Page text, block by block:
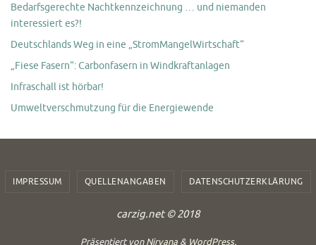
Bedarfsgerechte Nachtkennzeichnung … und niemanden
interessiert es?!
Deutschlands Weg in eine „StromMangelWirtschaft“
„Fiese Fasern“: Carbonfasern in Windkraftanlagen
Infraschall ist hörbar!
Umweltverschmutzung für die Energiewende
IMPRESSUM QUELLENANGABEN DATENSCHUTZERKLÄRUNG
carzig.net © 2018
Präsentiert vonNirvana& WordPress.